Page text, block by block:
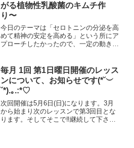
がる植物性乳酸菌のキムチ作
り〜
今日のテーマは「セロトニンの分泌を高
めて精神の安定を高める」という所にア
プローチしたかったので、一定の動きを
な、、と思います😌✨毎週山口県から参
加して下さっている方が素敵な...
毎月 1回 第1日曜日開催のレッス
ンについて、お知らせです(*˘︶
˘*).｡.:*♡
次回開催は5月6日(日)になります。3月
から始まり次のレッスンで第3回目とな
ります。そしてそこで‼︎継続して下さっ